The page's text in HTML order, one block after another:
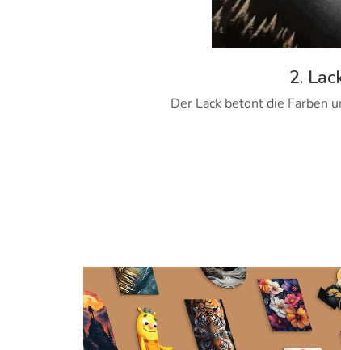
2.
Der Lack betont die Farben